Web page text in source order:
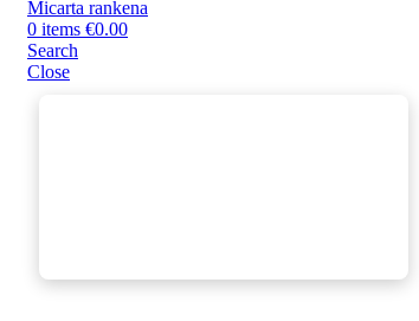
0 items €0.00
Search
Close